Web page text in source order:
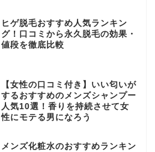
ヒゲ脱毛おすすめ人気ランキン
グ！口コミから永久脱毛の効果・
値段を徹底比較
【女性の口コミ付き】いい匂いが
するおすすめのメンズシャンプー
人気10選！香りを持続させて女
性にモテる男になろう
メンズ化粧水のおすすめランキン